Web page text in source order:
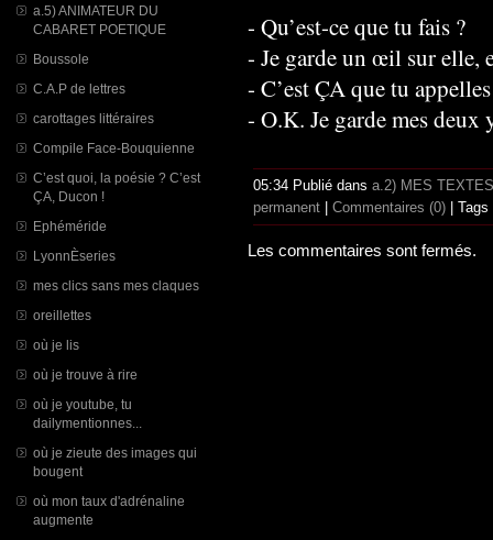
a.5) ANIMATEUR DU
CABARET POETIQUE
Boussole
C.A.P de lettres
carottages littéraires
Compile Face-Bouquienne
C’est quoi, la poésie ? C’est
ÇA, Ducon !
Ephéméride
LyonnÈseries
mes clics sans mes claques
oreillettes
où je lis
où je trouve à rire
où je youtube, tu
dailymentionnes...
où je zieute des images qui
bougent
où mon taux d'adrénaline
augmente
- Qu’est-ce que tu fais ?
- Je garde un œil sur elle,
- C’est ÇA que tu
- O.K. Je garde mes deux
05:34 Publié dans a.2) MES TEXTES
permanent
Commentaires (0) |
Les commentaires sont fermés.